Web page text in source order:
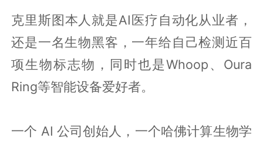
克里斯图本人就是AI医疗自动化从业者，
还是一名生物黑客，一年给自己检测近百
项生物标志物，同时也是Whoop、Oura
Ring等智能设备爱好者。
一个 AI 公司创始人，一个哈佛计算生物学